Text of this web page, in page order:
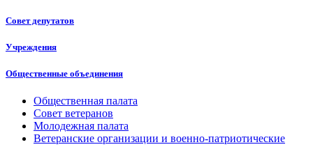
Совет депутатов
Учреждения
Общественные объединения
Общественная палата
Совет ветеранов
Молодежная палата
Ветеранские организации и военно-патриотические